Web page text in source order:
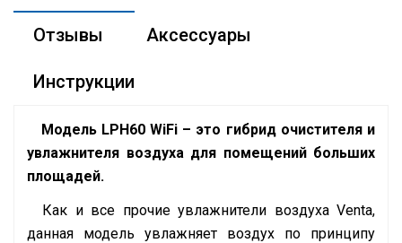
Отзывы Аксессуары
Инструкции
Модель LPH60 WiFi – это гибрид очистителя и
увлажнителя воздуха для помещений больших
площадей.
Как и все прочие увлажнители воздуха Venta,
данная модель увлажняет воздух по принципу